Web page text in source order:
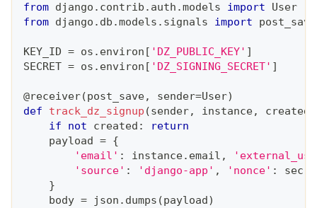
from django . contrib . auth .models import User
from django . db .models . signals import post_save
KEY_ID = os . environ [ 'DZ_PUBLIC_KEY' ]
SECRET = os . environ [ 'DZ_SIGNING_SECRET' ]
@receiver(post_save, sender=User)
def
track_dz_signup (sender, instance, created
if
not created :
return
    payload
= {
'email' : instance. email ,
'source' : 'django-app' , 'nonce' :
}
    body
= json . dumps (payload)